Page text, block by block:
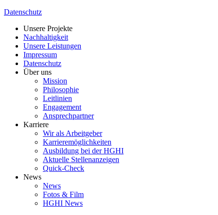
Datenschutz
Unsere Projekte
Nachhaltigkeit
Unsere Leistungen
Impressum
Datenschutz
Über uns
Mission
Philosophie
Leitlinien
Engagement
Ansprechpartner
Karriere
Wir als Arbeitgeber
Karrieremöglichkeiten
Ausbildung bei der HGHI
Aktuelle Stellenanzeigen
Quick-Check
News
News
Fotos & Film
HGHI News